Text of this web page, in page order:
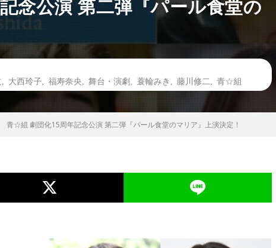
念公演 第二弾『パール食堂の
大西玲子 福寿奈央 舞台・演劇 蓑輪みき 藤川修二 青☆組
青☆組 劇団化15周年記念公演 第二弾『パール食堂のマリア』上演決定！